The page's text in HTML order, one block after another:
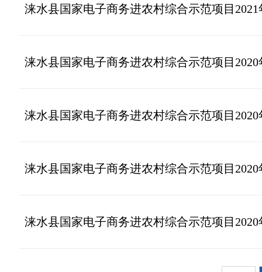
涞水县国家电子商务进农村综合示范项目
涞水县国家电子商务进农村综合示范项目
涞水县国家电子商务进农村综合示范项目
涞水县国家电子商务进农村综合示范项目
涞水县国家电子商务进农村综合示范项目